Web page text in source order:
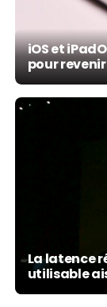
iOS et
pour revenir
La latence
utilisable